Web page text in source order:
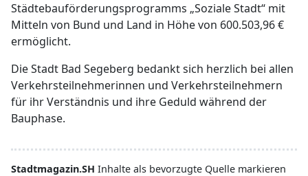
Städtebauförderungsprogramms „Soziale Stadt“ mit
Mitteln von Bund und Land in Höhe von 600.503,96 €
ermöglicht.
Die Stadt Bad Segeberg bedankt sich herzlich bei allen
Verkehrsteilnehmerinnen und Verkehrsteilnehmern
für ihr Verständnis und ihre Geduld während der
Bauphase.
Stadtmagazin.SH Inhalte als bevorzugte Quelle markieren